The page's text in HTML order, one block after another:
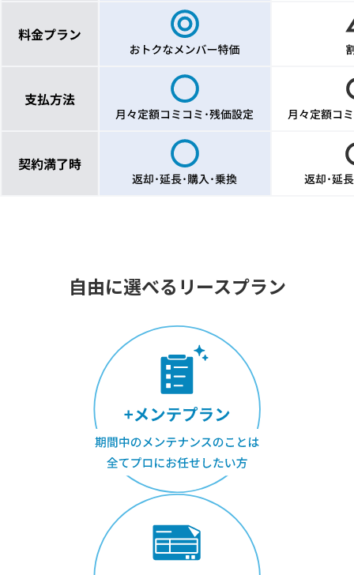
自由に選べるリースプラン